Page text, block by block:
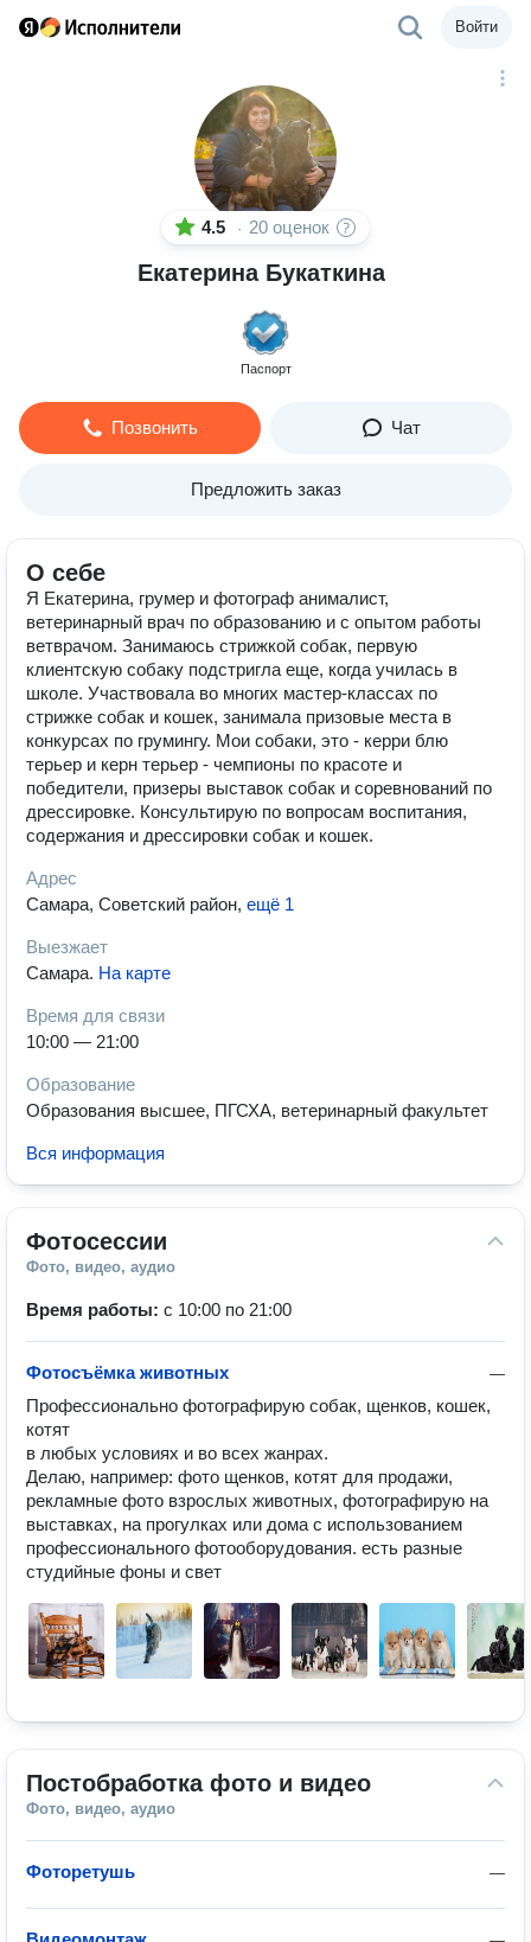
Войти
4.5 · 20 оценок
Екатерина Букаткина
Паспорт
Позвонить Чат
Предложить заказ
О себе
Я Екатерина, грумер и фотограф анималист,
ветеринарный врач по образованию и с опытом работы
ветврачом. Занимаюсь стрижкой собак, первую
клиентскую собаку подстригла еще, когда училась в
школе. Участвовала во многих мастер-классах по
стрижке собак и кошек, занимала призовые места в
конкурсах по грумингу. Мои собаки, это - керри блю
терьер и керн терьер - чемпионы по красоте и
победители, призеры выставок собак и соревнований по
дрессировке. Консультирую по вопросам воспитания,
содержания и дрессировки собак и кошек.
Адрес
Самара, Советский район, ещё 1
Выезжает
Самара. На карте
Время для связи
10:00 — 21:00
Образование
Образования высшее, ПГСХА, ветеринарный факультет
Вся информация
Фотосессии
Фото, видео, аудио
Время работы: с 10:00 по 21:00
—
Фотосъёмка животных
Профессионально фотографирую собак, щенков, кошек,
котят
в любых условиях и во всех жанрах.
Делаю, например: фото щенков, котят для продажи,
рекламные фото взрослых животных, фотографирую на
выставках, на прогулках или дома с использованием
профессионального фотооборудования. есть разные
студийные фоны и свет
Постобработка фото и видео
Фото, видео, аудио
—
Фоторетушь